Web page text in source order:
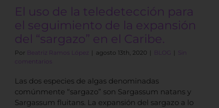
BLOGEl uso de la teledetección para
el seguimiento de la expansión
del “sargazo” en el Caribe.
Por Beatriz Ramos López | agosto 13th, 2020 | BLOG | Sin
comentarios
Las dos especies de algas denominadas
comúnmente “sargazo” son Sargassum natans y
Sargassum fluitans. La expansión del sargazo a lo